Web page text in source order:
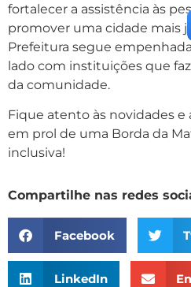
fortalecer a assistência às
promover uma cidade mais
Prefeitura segue
lado com instituições que
da comunidade.
Fique atento às novidades e
em prol de uma Borda da
inclusiva!
Compartilhe nas redes
Facebook
LinkedIn